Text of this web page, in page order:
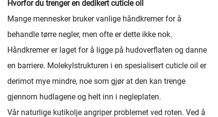
Hvorfor du trenger en dedikert cuticle oil
Mange mennesker bruker vanlige håndkremer for å
behandle tørre negler, men ofte er dette ikke nok.
Håndkremer er laget for å ligge på hudoverflaten og danne
en barriere. Molekylstrukturen i en spesialisert cuticle oil er
derimot mye mindre, noe som gjør at den kan trenge
gjennom hudlagene og helt inn i negleplaten.
Vår naturlige kutikolje angriper problemet ved roten. Ved å